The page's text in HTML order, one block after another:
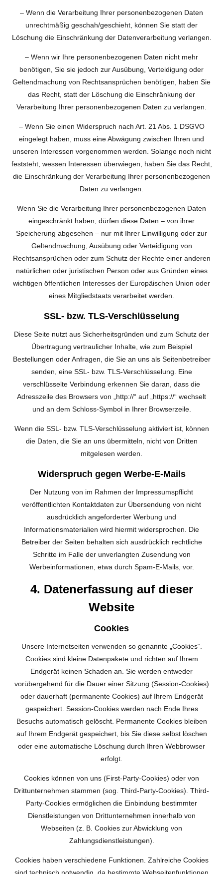
– Wenn die Verarbeitung Ihrer personenbezogenen Daten
unrechtmäßig geschah/geschieht, können Sie statt der
Löschung die Einschränkung der Datenverarbeitung verlangen.
– Wenn wir Ihre personenbezogenen Daten nicht mehr
benötigen, Sie sie jedoch zur Ausübung, Verteidigung oder
Geltendmachung von Rechtsansprüchen benötigen, haben Sie
das Recht, statt der Löschung die Einschränkung der
Verarbeitung Ihrer personenbezogenen Daten zu verlangen.
– Wenn Sie einen Widerspruch nach Art. 21 Abs. 1 DSGVO
eingelegt haben, muss eine Abwägung zwischen Ihren und
unseren Interessen vorgenommen werden. Solange noch nicht
feststeht, wessen Interessen überwiegen, haben Sie das Recht,
die Einschränkung der Verarbeitung Ihrer personenbezogenen
Daten zu verlangen.
Wenn Sie die Verarbeitung Ihrer personenbezogenen Daten
eingeschränkt haben, dürfen diese Daten – von ihrer
Speicherung abgesehen – nur mit Ihrer Einwilligung oder zur
Geltendmachung, Ausübung oder Verteidigung von
Rechtsansprüchen oder zum Schutz der Rechte einer anderen
natürlichen oder juristischen Person oder aus Gründen eines
wichtigen öffentlichen Interesses der Europäischen Union oder
eines Mitgliedstaats verarbeitet werden.
SSL- bzw. TLS-Verschlüsselung
Diese Seite nutzt aus Sicherheitsgründen und zum Schutz der
Übertragung vertraulicher Inhalte, wie zum Beispiel
Bestellungen oder Anfragen, die Sie an uns als Seitenbetreiber
senden, eine SSL- bzw. TLS-Verschlüsselung. Eine
verschlüsselte Verbindung erkennen Sie daran, dass die
Adresszeile des Browsers von „http://“ auf „https://“ wechselt
und an dem Schloss-Symbol in Ihrer Browserzeile.
Wenn die SSL- bzw. TLS-Verschlüsselung aktiviert ist, können
die Daten, die Sie an uns übermitteln, nicht von Dritten
mitgelesen werden.
Widerspruch gegen Werbe-E-Mails
Der Nutzung von im Rahmen der Impressumspflicht
veröffentlichten Kontaktdaten zur Übersendung von nicht
ausdrücklich angeforderter Werbung und
Informationsmaterialien wird hiermit widersprochen. Die
Betreiber der Seiten behalten sich ausdrücklich rechtliche
Schritte im Falle der unverlangten Zusendung von
Werbeinformationen, etwa durch Spam-E-Mails, vor.
4. Datenerfassung auf dieser
Website
Cookies
Unsere Internetseiten verwenden so genannte „Cookies“.
Cookies sind kleine Datenpakete und richten auf Ihrem
Endgerät keinen Schaden an. Sie werden entweder
vorübergehend für die Dauer einer Sitzung (Session-Cookies)
oder dauerhaft (permanente Cookies) auf Ihrem Endgerät
gespeichert. Session-Cookies werden nach Ende Ihres
Besuchs automatisch gelöscht. Permanente Cookies bleiben
auf Ihrem Endgerät gespeichert, bis Sie diese selbst löschen
oder eine automatische Löschung durch Ihren Webbrowser
erfolgt.
Cookies können von uns (First-Party-Cookies) oder von
Drittunternehmen stammen (sog. Third-Party-Cookies). Third-
Party-Cookies ermöglichen die Einbindung bestimmter
Dienstleistungen von Drittunternehmen innerhalb von
Webseiten (z. B. Cookies zur Abwicklung von
Zahlungsdienstleistungen).
Cookies haben verschiedene Funktionen. Zahlreiche Cookies